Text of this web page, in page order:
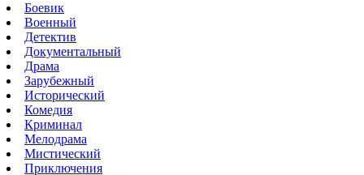
Боевик
Военный
Детектив
Документальный
Драма
Зарубежный
Исторический
Комедия
Криминал
Мелодрама
Мистический
Приключения